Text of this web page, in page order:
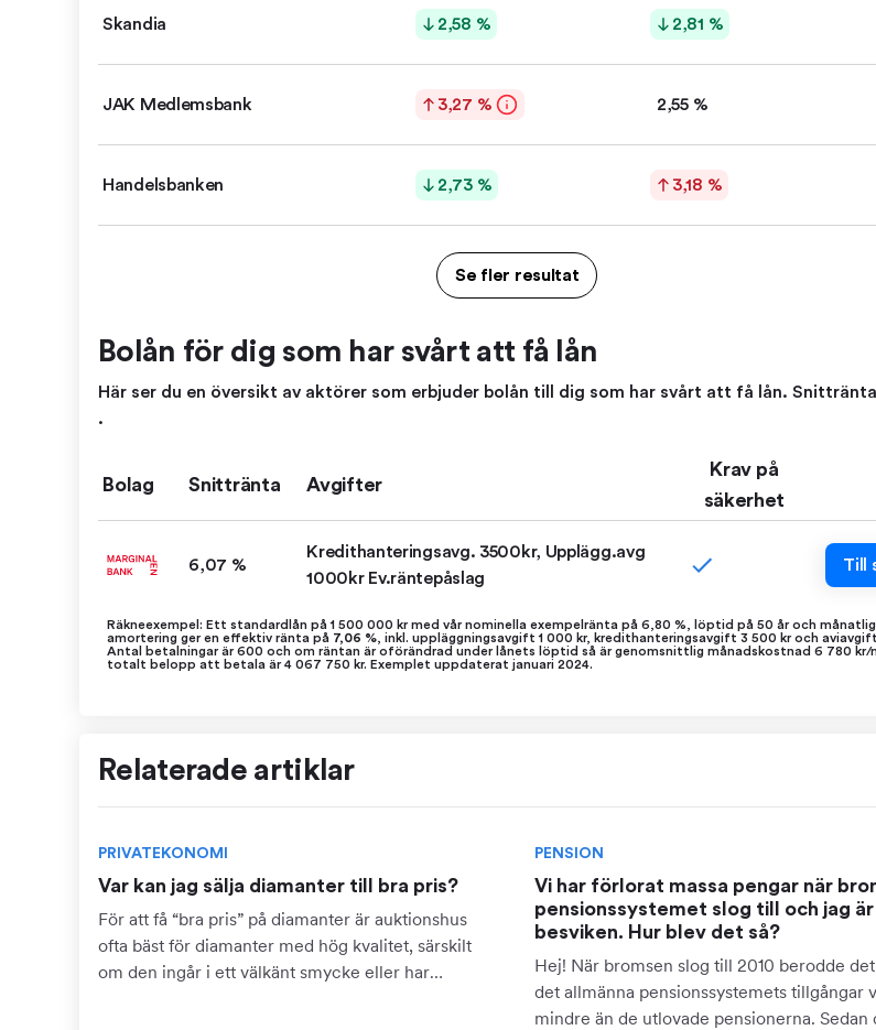
Skandia 2,58 % 2,81 %
JAK Medlems­bank 3,27 % 2,55 %
Handels­banken 2,73 % 3,18 %
Se fler resultat
Bolån för dig som har svårt att få lån
Här ser du en översikt av aktörer som erbjuder bolån till dig som har svårt att få lån.
.
Bolag Snittränta Avgifter
Krav på
säkerhet
6,07 %
Kredithanteringsavg. 3500kr, Upplägg.avg
1000kr Ev.räntepåslag
Till
Räkneexempel: Ett standardlån på 1 500 000 kr med vår nominella exempelränta på 6,80 %, löptid på 50 år och månatlig
amortering ger en effektiv ränta på 7,06 %, inkl. uppläggningsavgift 1 000 kr, kredithanteringsavgift 3 500 kr och aviavgift
Antal betalningar är 600 och om räntan är oförändrad under lånets löptid så är genomsnittlig månadskostnad 6 780 kr/
totalt belopp att betala är 4 067 750 kr. Exemplet uppdaterat januari 2024.
Relaterade artiklar
PRIVATEKONOMI
Var kan jag sälja diamanter till bra pris?
För att få “bra pris” på diamanter är auktionshus
ofta bäst för diamanter med hög kvalitet, särskilt
om den ingår i ett välkänt smycke eller har
PENSION
Vi har förlorat massa pengar när
pensionssystemet slog till och jag är
besviken. Hur blev det så?
Hej! När bromsen slog till 2010 berodde
det allmänna pensionssystemets tillgångar
mindre än de utlovade pensionerna. Sedan